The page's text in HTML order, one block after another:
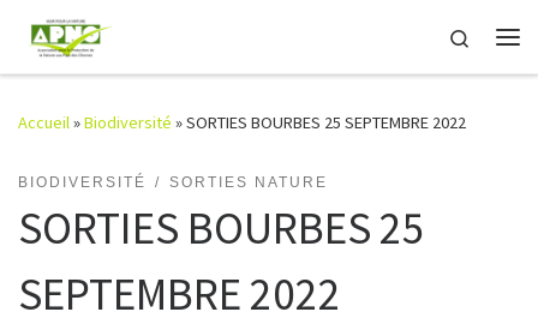
Passer au contenu
Search
Accueil»Biodiversité »SORTIES BOURBES 25 SEPTEMBRE 2022
BIODIVERSITÉ SORTIES NATURE
SORTIES BOURBES 25
SEPTEMBRE 2022